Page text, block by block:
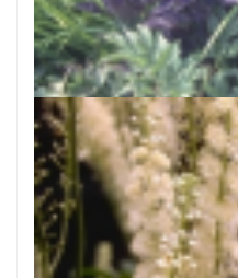
Cimicifuga